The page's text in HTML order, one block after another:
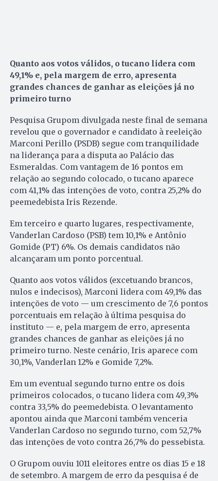
Quanto aos votos válidos, o tucano lidera com
49,1% e, pela margem de erro, apresenta
grandes chances de ganhar as eleições já no
primeiro turno
Pesquisa Grupom divulgada neste final de semana
revelou que o governador e candidato à reeleição
Marconi Perillo (PSDB) segue com tranquilidade
na liderança para a disputa ao Palácio das
Esmeraldas. Com vantagem de 16 pontos em
relação ao segundo colocado, o tucano aparece
com 41,1% das intenções de voto, contra 25,2% do
peemedebista Iris Rezende.
Em terceiro e quarto lugares, respectivamente,
Vanderlan Cardoso (PSB) tem 10,1% e Antônio
Gomide (PT) 6%. Os demais candidatos não
alcançaram um ponto porcentual.
Quanto aos votos válidos (excetuando brancos,
nulos e indecisos), Marconi lidera com 49,1% das
intenções de voto — um crescimento de 7,6 pontos
porcentuais em relação à última pesquisa do
instituto — e, pela margem de erro, apresenta
grandes chances de ganhar as eleições já no
primeiro turno. Neste cenário, Iris aparece com
30,1%, Vanderlan 12% e Gomide 7,2%.
Em um eventual segundo turno entre os dois
primeiros colocados, o tucano lidera com 49,3%
contra 33,5% do peemedebista. O levantamento
apontou ainda que Marconi também venceria
Vanderlan Cardoso no segundo turno, com 52,7%
das intenções de voto contra 26,7% do pessebista.
O Grupom ouviu 1011 eleitores entre os dias 15 e 18
de setembro. A margem de erro da pesquisa é de